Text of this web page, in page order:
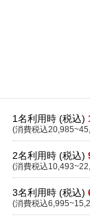
1名利用時 (税込)
(消費税込
2名利用時 (税込)
(消費税込
3名利用時 (税込)
(消費税込